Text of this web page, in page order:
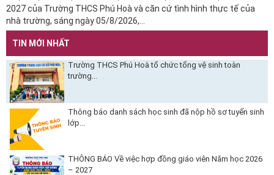
2027 của Trường THCS Phú Hoà và căn cứ tình hình thực tế của
nhà trường, sáng ngày 05/8/2026,...
TIN MỚI NHẤT
Trường THCS Phú Hoà tổ chức tổng vệ sinh toàn
trường...
Thông báo danh sách học sinh đã nộp hồ sơ tuyển sinh
lớp...
THÔNG BÁO Về việc hợp đồng giáo viên Năm học 2026
– 2027